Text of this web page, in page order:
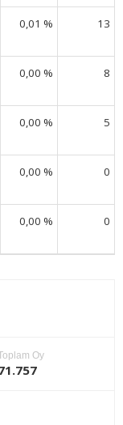
0,01 % 13
0,00 % 8
0,00 % 5
0,00 % 0
0,00 % 0
Oy